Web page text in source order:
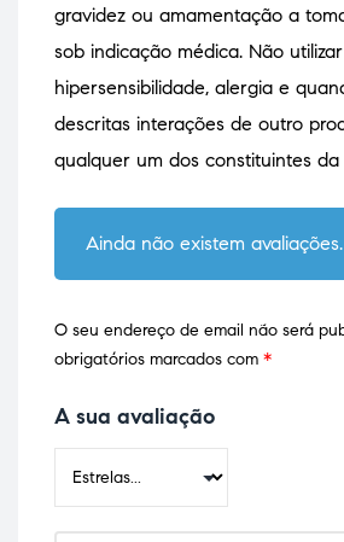
gravidez ou amamentação a
sob indicação médica. Não
hipersensibilidade, alergia e
descritas interações de outro
qualquer um dos constituintes da
Ainda não existem avaliações.
O seu endereço de email não será
obrigatórios marcados com *
A sua avaliação